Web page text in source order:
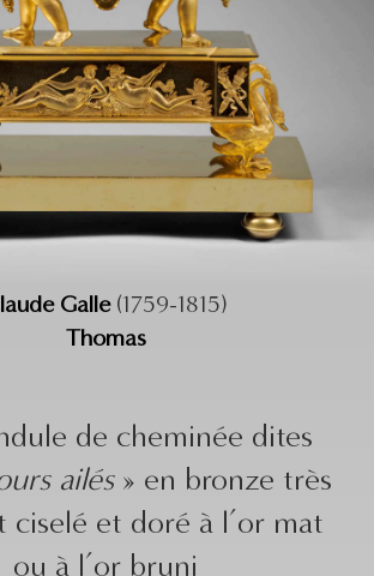
Galle (1759-1815)
Thomas
de cheminée dites
ailés» en bronze très
ciselé et doré à l’or mat
ou à l’or bruni